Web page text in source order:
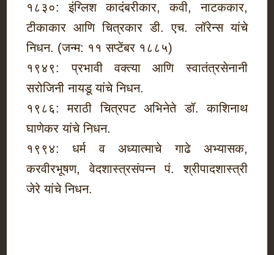
१८३०: इंग्लिश कादंबरीकार, कवी, नाटककार,
टीकाकार आणि चित्रकार डी. एच. लॉरेन्स यांचे
निधन. (जन्म: ११ सप्टेंबर १८८५)
१९४९: प्रभावी वक्त्या आणि स्वातंत्रसेनानी
सरोजिनी नायडू यांचे निधन.
१९८६: मराठी चित्रपट अभिनेते डॉ. काशिनाथ
घाणेकर यांचे निधन.
१९९४: धर्म व अध्यात्माचे गाढे अभ्यासक,
करवीरभूषण, वेदशास्त्रसंपन्न पं. श्रीपादशास्त्री
जेरे यांचे निधन.